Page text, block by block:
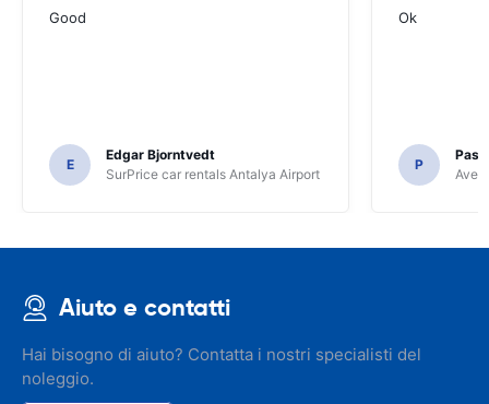
Good
E
Edgar Bjorntvedt
SurPrice car rentals Antalya Airport
Ok
P
Avec
Aiuto e contatti
Hai bisogno di aiuto? Contatta i nostri specialisti del
noleggio.